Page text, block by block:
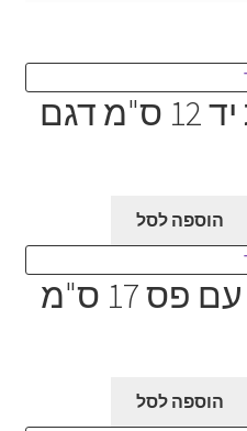
כיפה עבודת יד 12 ס"מ דגם
הוספה לסל
כיפה סרוגה עם פס 17 ס"מ
הוספה לסל